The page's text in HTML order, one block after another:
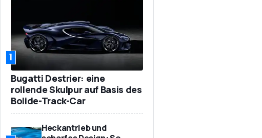
1
Bugatti Destrier: eine
rollende Skulpur auf Basis des
Bolide-Track-Car
Heckantrieb und